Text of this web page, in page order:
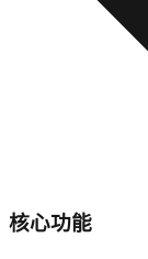
核心功能